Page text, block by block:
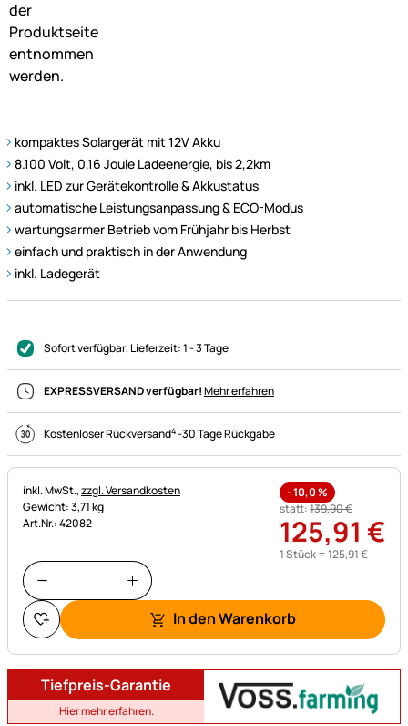
kompaktes Solargerät mit 12V Akku
8.100 Volt, 0,16 Joule Ladeenergie, bis 2,2km
inkl. LED zur Gerätekontrolle & Akkustatus
automatische Leistungsanpassung & ECO-Modus
wartungsarmer Betrieb vom Frühjahr bis Herbst
einfach und praktisch in der Anwendung
inkl. Ladegerät
Sofort verfügbar, Lieferzeit:1 - 3 Tage
EXPRESSVERSAND verfügbar!Mehr erfahren
Kostenloser Rückversand4-30 Tage Rückgabe
Steuerhinweis:
inkl. MwSt.,zzgl. Versandkosten
Gewicht: 3,71 kg
Art.Nr.: 42082
-10,0%
statt:139,90€
125,91 €
1 Stück =125,91€
In den Warenkorb
Tiefpreis-Garantie
Hier mehr erfahren.